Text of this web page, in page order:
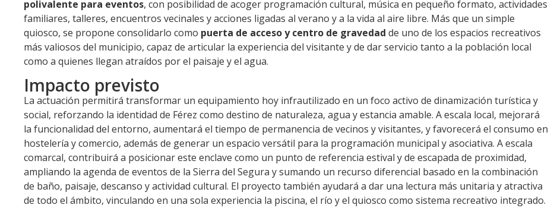
polivalente para eventos, con posibilidad de acoger programación cultural, música en pequeño formato, actividades
familiares, talleres, encuentros vecinales y acciones ligadas al verano y a la vida al aire libre. Más que un simple
quiosco, se propone consolidarlo como puerta de acceso y centro de gravedad de uno de los espacios recreativos
más valiosos del municipio, capaz de articular la experiencia del visitante y de dar servicio tanto a la población local
como a quienes llegan atraídos por el paisaje y el agua.
Impacto previsto
La actuación permitirá transformar un equipamiento hoy infrautilizado en un foco activo de dinamización turística y
social, reforzando la identidad de Férez como destino de naturaleza, agua y estancia amable. A escala local, mejorará
la funcionalidad del entorno, aumentará el tiempo de permanencia de vecinos y visitantes, y favorecerá el consumo en
hostelería y comercio, además de generar un espacio versátil para la programación municipal y asociativa. A escala
comarcal, contribuirá a posicionar este enclave como un punto de referencia estival y de escapada de proximidad,
ampliando la agenda de eventos de la Sierra del Segura y sumando un recurso diferencial basado en la combinación
de baño, paisaje, descanso y actividad cultural. El proyecto también ayudará a dar una lectura más unitaria y atractiva
de todo el ámbito, vinculando en una sola experiencia la piscina, el río y el quiosco como sistema recreativo integrado.